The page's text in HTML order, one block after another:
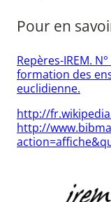
Pour en
Repères-IREM.
formation des
euclidienne.
http://
http://